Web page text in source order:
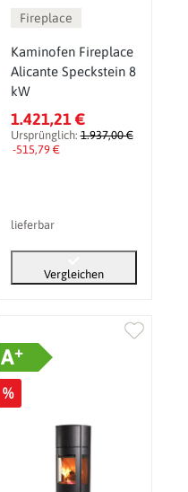
Fireplace
Kaminofen Fireplace
Alicante Speckstein 8
kW
1.421,21 €
Ursprünglich:1.937,00 €
-515,79 €
lieferbar
Vergleichen
A+
%